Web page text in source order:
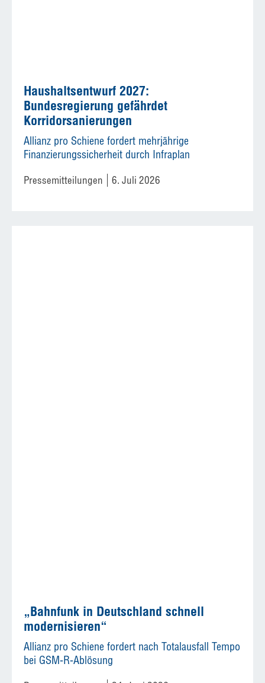
Haushaltsentwurf 2027:
Bundesregierung gefährdet
Korridorsanierungen
Allianz pro Schiene fordert mehrjährige
Finanzierungssicherheit durch Infraplan
Pressemitteilungen 6. Juli 2026
„Bahnfunk in Deutschland schnell
modernisieren“
Allianz pro Schiene fordert nach Totalausfall Tempo
bei GSM-R-Ablösung